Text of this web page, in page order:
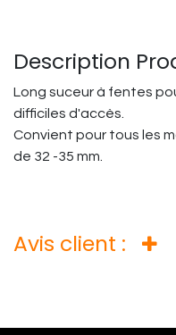
Description
Long suceur à fentes
difficiles d'accès.
Convient pour tous les
de 32 -35 mm.
Avis client :